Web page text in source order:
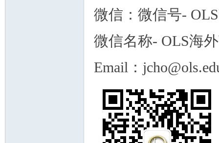
微信：微信号-
微信名称- OLS海
Email：